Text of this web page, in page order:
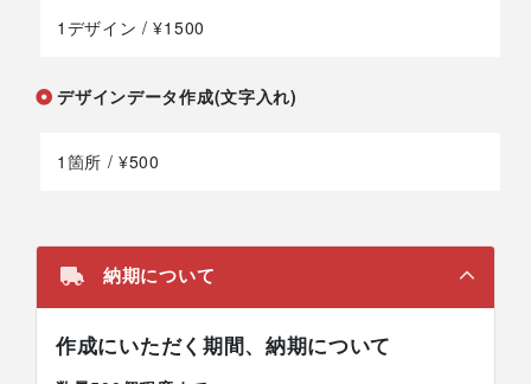
1デザイン / ¥1500
デザインデータ作成(文字入れ)
1箇所 / ¥500
納期について
作成にいただく期間、納期について